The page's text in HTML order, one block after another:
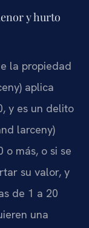
y hurto
la propiedad
aplica
y es un delito
larceny)
o más, o si se
su valor, y
de 1 a 20
una